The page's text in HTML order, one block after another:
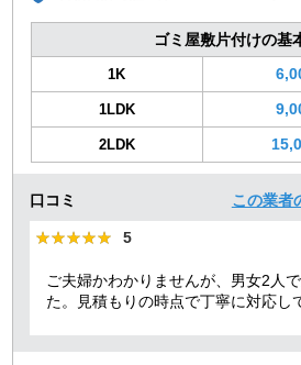
ゴミ屋敷片付けの基
1K
1LDK
2LDK
口コミ この業者
★★★★★
★★★★★ 5
ご夫婦かわかりませんが、男女2人
た。見積もりの時点で丁寧に対応し